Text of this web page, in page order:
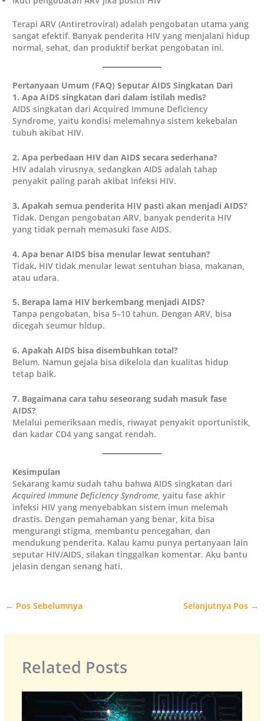
Terapi ARV (Antiretroviral) adalah pengobatan utama yang
sangat efektif. Banyak penderita HIV yang menjalani hidup
normal, sehat, dan produktif berkat pengobatan ini.
Pertanyaan Umum (FAQ) Seputar AIDS Singkatan Dari
1. Apa AIDS singkatan dari dalam istilah medis?
AIDS singkatan dari Acquired Immune Deficiency
Syndrome, yaitu kondisi melemahnya sistem kekebalan
tubuh akibat HIV.
2. Apa perbedaan HIV dan AIDS secara sederhana?
HIV adalah virusnya, sedangkan AIDS adalah tahap
penyakit paling parah akibat infeksi HIV.
3. Apakah semua penderita HIV pasti akan menjadi AIDS?
Tidak. Dengan pengobatan ARV, banyak penderita HIV
yang tidak pernah memasuki fase AIDS.
4. Apa benar AIDS bisa menular lewat sentuhan?
Tidak. HIV tidak menular lewat sentuhan biasa, makanan,
atau udara.
5. Berapa lama HIV berkembang menjadi AIDS?
Tanpa pengobatan, bisa 5–10 tahun. Dengan ARV, bisa
dicegah seumur hidup.
6. Apakah AIDS bisa disembuhkan total?
Belum. Namun gejala bisa dikelola dan kualitas hidup
tetap baik.
7. Bagaimana cara tahu seseorang sudah masuk fase
AIDS?
Melalui pemeriksaan medis, riwayat penyakit oportunistik,
dan kadar CD4 yang sangat rendah.
Kesimpulan
Sekarang kamu sudah tahu bahwa AIDS singkatan dari
Acquired Immune Deficiency Syndrome, yaitu fase akhir
infeksi HIV yang menyebabkan sistem imun melemah
drastis. Dengan pemahaman yang benar, kita bisa
mengurangi stigma, membantu pencegahan, dan
mendukung penderita. Kalau kamu punya pertanyaan lain
seputar HIV/AIDS, silakan tinggalkan komentar. Aku bantu
jelasin dengan senang hati.
← Pos Sebelumnya Selanjutnya Pos →
Related Posts